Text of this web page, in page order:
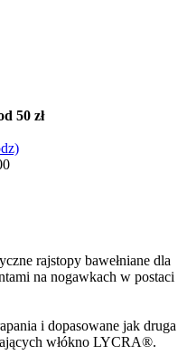
50 zł
rajstopy bawełniane dla
na nogawkach w postaci
i dopasowane jak druga
włókno LYCRA®.